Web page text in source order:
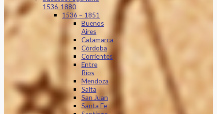
1536-1880
1536 – 1851
Buenos
Aires
Catamarca
Córdoba
Corrientes
Entre
Ríos
Mendoza
Salta
San Juan
Santa Fe